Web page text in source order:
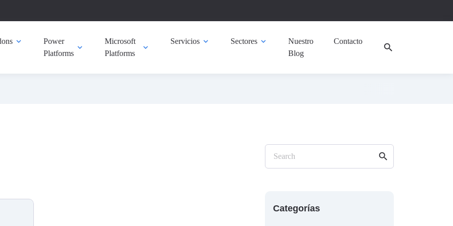
expand_more
Power
Platforms
expand_more
Microsoft
Platforms
expand_more
Servicios expand_more Sectores expand_more
Nuestro
Blog
Contacto
search
Search search
Categorías